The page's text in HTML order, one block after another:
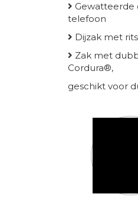
Gewatteerde
telefoon
Dijzak met
Zak met
Cordura®,
geschikt voor